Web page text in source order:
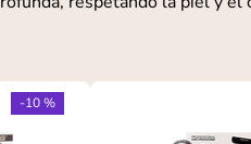
-10 %